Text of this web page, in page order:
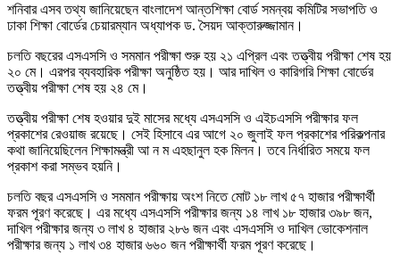
শনিবার এসব তথ্য জানিয়েছেন বাংলাদেশ আন্তশিক্ষা বোর্ড সমন্বয় কমিটির সভাপতি ও
ঢাকা শিক্ষা বোর্ডের চেয়ারম্যান অধ্যাপক ড. সৈয়দ আক্তারুজ্জামান।
চলতি বছরের এসএসসি ও সমমান পরীক্ষা শুরু হয় ২১ এপ্রিল এবং তত্ত্বীয় পরীক্ষা শেষ হয়
২০ মে। এরপর ব্যবহারিক পরীক্ষা অনুষ্ঠিত হয়। আর দাখিল ও কারিগরি শিক্ষা বোর্ডের
তত্ত্বীয় পরীক্ষা শেষ হয় ২৪ মে।
তত্ত্বীয় পরীক্ষা শেষ হওয়ার দুই মাসের মধ্যে এসএসসি ও এইচএসসি পরীক্ষার ফল
প্রকাশের রেওয়াজ রয়েছে। সেই হিসাবে এর আগে ২০ জুলাই ফল প্রকাশের পরিকল্পনার
কথা জানিয়েছিলেন শিক্ষামন্ত্রী আ ন ম এহছানুল হক মিলন। তবে নির্ধারিত সময়ে ফল
প্রকাশ করা সম্ভব হয়নি।
চলতি বছর এসএসসি ও সমমান পরীক্ষায় অংশ নিতে মোট ১৮ লাখ ৫৭ হাজার পরীক্ষার্থী
ফরম পূরণ করেছে। এর মধ্যে এসএসসি পরীক্ষার জন্য ১৪ লাখ ১৮ হাজার ৩৯৮ জন,
দাখিল পরীক্ষার জন্য ৩ লাখ ৪ হাজার ২৮৬ জন এবং এসএসসি ও দাখিল ভোকেশনাল
পরীক্ষার জন্য ১ লাখ ৩৪ হাজার ৬৬০ জন পরীক্ষার্থী ফরম পূরণ করেছে।